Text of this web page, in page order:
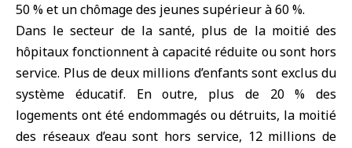
50 % et un chômage des jeunes supérieur à 60 %.
Dans le secteur de la santé, plus de la moitié des
hôpitaux fonctionnent à capacité réduite ou sont hors
service. Plus de deux millions d’enfants sont exclus du
système éducatif. En outre, plus de 20 % des
logements ont été endommagés ou détruits, la moitié
des réseaux d’eau sont hors service, 12 millions de